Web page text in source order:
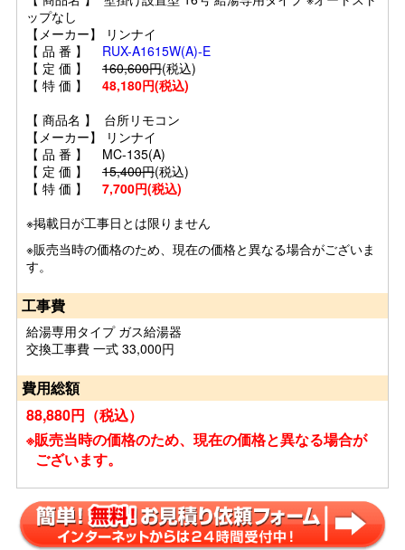
ップなし
【メーカー】 リンナイ
【 品 番 】 RUX-A1615W(A)-E
【 定 価 】 160,600円(税込)
【 特 価 】 48,180円(税込)
【 商品名 】 台所リモコン
【メーカー】 リンナイ
【 品 番 】 MC-135(A)
【 定 価 】 15,400円(税込)
【 特 価 】 7,700円(税込)
※掲載日が工事日とは限りません
※販売当時の価格のため、現在の価格と異なる場合がございま
す。
工事費
給湯専用タイプ ガス給湯器
交換工事費 一式 33,000円
費用総額
88,880円（税込）
※販売当時の価格のため、現在の価格と異なる場合が
ございます。